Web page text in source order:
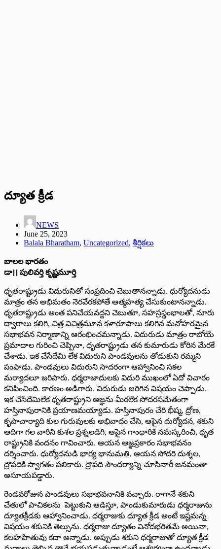
ద్యూత క్రీడ
NEWS
June 25, 2023
Balala Bharatham, Uncategorized, శీర్షికలు
బాలల భారతం
డా।। పులివర్తి కృష్ణమూర్తి
ధృతరాష్ట్రుడు విదురునితో సంప్రదించి చెబుతానన్నాడు. ధుర్యోదనుడు
మాత్రం తన అభిమతం నెరవేరకపోతే ఆత్మహత్య చేసుకుంటానన్నాడు.
ధృతరాష్ట్రుడు అంత పనిచేయవద్దని చెబుతూ, సహస్రస్థంభాలతో, నూరు
ద్వారాలు కలిగి, చిత్ర విచిత్రమూన కళారూపాలు కలిగిన మనోహరమైన
సభాభవన నిర్మాణాన్ని ఆరంభించమన్నాడు. విదురుడు మాత్రం రాబోయే
ప్రమాదాల గురించి చెప్పినా, ధృతరాష్ట్రుడు తన కుమారుడు కోరిన మేరకే
చేశాడు. ఇక చేసేదేమి లేక విదురుని పాండవులను తోడుకుని రమ్మని
పంపాడు. పాండవులు విదురుని సాదరంగా ఆహ్వానించి సకల
మర్యాదలూ జరిపారు. ధర్మరాజాదులకు విదురి ముఖంలో ఏదో విచారం
కనిపించింది. కారణం అడిగారు. విదురుడు జరిగిన విషయం చెప్పాడు.
ఇక చేసేదేమిలేక ధృతరాష్ట్రుని ఆజ్ఞను మీరలేక సోదరసమేతంగా
హస్తినాపురానికి ప్రయాణమయ్యాడు. హస్తినాపురం చేరి భీష్మ, ద్రోణ,
కృపాచార్యాది కుల గురువులకు అభివాదం చేసి, ఆపైన దుర్యోదన, శకుని
ఆదిగా గల వారిని కుశల ప్రశ్నలడిగి, ఆపైన గాంధారికి నమస్కరించి, ధృత
రాష్ట్రునికి వందనం గావించారు. ఆయన ఆజ్ఞప్రకారం సభాభవనం
దర్శించారు. ధుర్యోదనుడి భార్య భానుమతి, ఆయన సోదరి దుశ్శల,
ద్రౌపదికి స్వాగతం పలికారు. ద్రౌపది సౌందర్యాన్ని చూసినారీ జనమంతా
అసూయపడ్డారు.
రెండవరోజున పాండవులు సభాభవనానికి వచ్చారు. రాగానే శకుని
చేతులో పాచికలను పెట్టుకుని ఆడిస్తూ, పాండుకుమారుడు ధర్మరాజును
ద్యూతక్రీడకు ఆహ్వానించాడు. ధర్మరాజుకు ద్యూత క్రీడ అంటే ఇష్టమన్న
విషయం శకునికి తెల్సును. ధర్మరాజు ద్యూతం వినోదభరితమే అయినా,
కలహహేతువు కదా అన్నాడు. అప్పుడు శకుని ధర్మరాజుతో ద్యూత క్రీడ